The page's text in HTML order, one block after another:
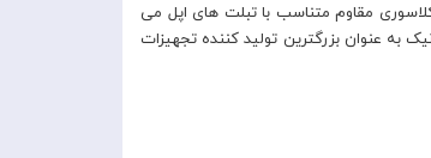
مقاوم متناسب با تبلت های اپل می
به عنوان بزرگترین تولید کننده تجهیزات